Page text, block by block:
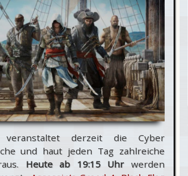
Event
veranstaltet derzeit die Cyber
und haut jeden Tag zahlreiche
Heute ab 19:15 Uhrwerden